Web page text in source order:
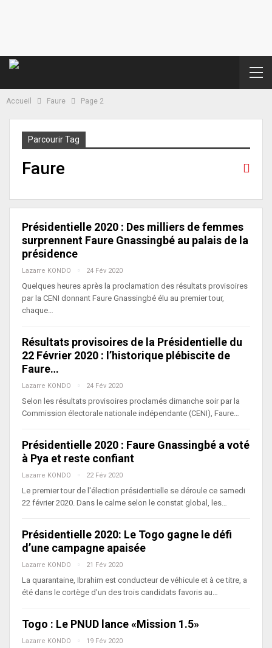
Accueil Faure Page 2
Parcourir Tag
Faure
Présidentielle 2020 : Des milliers de femmes
surprennent Faure Gnassingbé au palais de la
présidence
Lazarre KONDO 24 Fév 2020
Quelques heures après la proclamation des résultats provisoires
par la CENI donnant Faure Gnassingbé élu au premier tour,
chaque…
Résultats provisoires de la Présidentielle du
22 Février 2020 : l’historique plébiscite de
Faure…
Lazarre KONDO 24 Fév 2020
Selon les résultats provisoires proclamés dimanche soir par la
Commission électorale nationale indépendante (CENI), Faure…
Présidentielle 2020 : Faure Gnassingbé a voté
à Pya et reste confiant
Lazarre KONDO 22 Fév 2020
Le premier tour de l'élection présidentielle se déroule ce samedi
22 février 2020. Dans le calme selon le constat global, les…
Présidentielle 2020: Le Togo gagne le défi
d’une campagne apaisée
Lazarre KONDO 21 Fév 2020
La quarantaine, Ibrahim est conducteur de véhicule et à ce titre, a
été dans le cortège d’un des trois candidats favoris au…
Togo : Le PNUD lance «Mission 1.5»
Lazarre KONDO 19 Fév 2020